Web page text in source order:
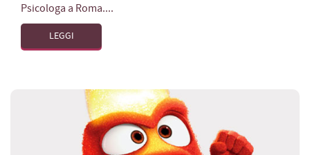
Psicologa a Roma....
LEGGI